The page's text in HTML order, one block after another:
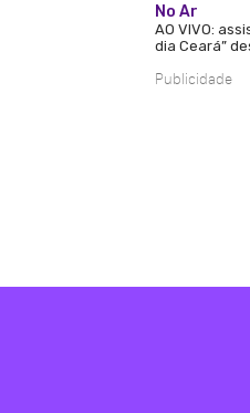
No Ar
AO VIVO:
dia Ceará”
Publicidade